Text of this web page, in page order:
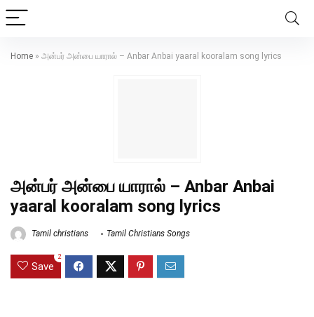
Home » அன்பர் அன்பை யாரால் – Anbar Anbai yaaral kooralam song lyrics
அன்பர் அன்பை யாரால் – Anbar Anbai
yaaral kooralam song lyrics
Tamil christians Tamil Christians Songs
Save
2